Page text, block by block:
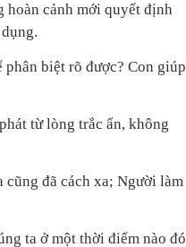
hoàn cảnh mới quyết định
biệt rõ được? Con giúp
từ lòng trắc ẩn, không
đã cách xa; Người làm
ta ở một thời điểm nào đó